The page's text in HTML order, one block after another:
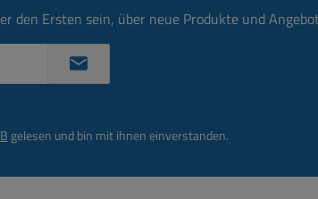
den Ersten sein, über neue Produkte und
gelesen und bin mit ihnen einverstanden.